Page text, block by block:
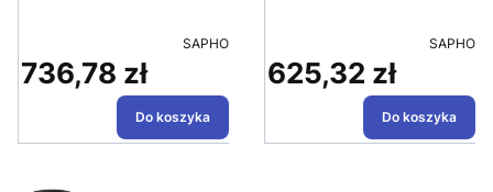
PRODUCENT
SAPHO
Cena
736,78 zł
Do koszyka
SAPHO
Cena
625,32 zł
Do koszyka